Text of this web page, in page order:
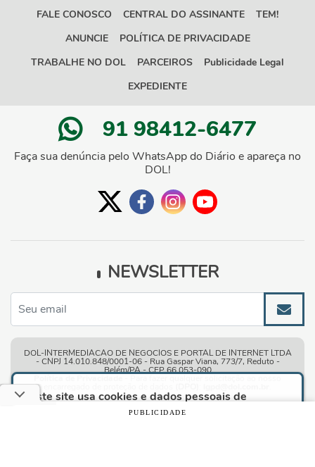
Este site usa cookies e dados pessoais de
acordo com os nossosTermos de Uso e Política
e, ao continuar navegando neste
FALE CONOSCO CENTRAL DO ASSINANTE
TEM!
ANUNCIE
POLÍTICA DE PRIVACIDADE
TRABALHE NO DOL
PARCEIROS
Publicidade Legal
EXPEDIENTE
91 98412-6477
Faça sua denúncia pelo WhatsApp do Diário e apareça no
DOL!
NEWSLETTER
DOL-INTERMEDIACAO DE NEGOCIOS E PORTAL DE INTERNET LTDA
- CNPJ 14.010.848/0001-06 - Rua Gaspar Viana, 773/7, Reduto -
Belém/PA - CEP 66.053-090
PUBLICIDADE